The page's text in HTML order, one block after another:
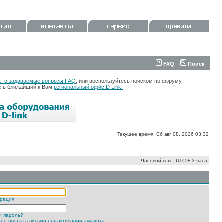
FAQ Поиск
задаваемые вопросы FAQ , или воспользуйтесь поиском по форуму.
в ближайший к Вам региональный офис D-Link.
Текущее время: Сб авг 08, 2026 03:32
Часовой пояс: UTC + 3 часа
пароль?
выслать письмо для активации аккаунта